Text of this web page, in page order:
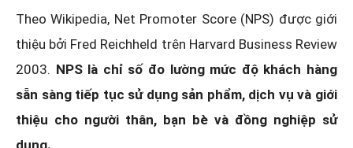
Theo Wikipedia, Net Promoter Score (NPS) được giới
thiệu bởi Fred Reichheld trên Harvard Business Review
2003. NPS là chỉ số đo lường mức độ khách hàng
sẵn sàng tiếp tục sử dụng sản phẩm, dịch vụ và giới
thiệu cho người thân, bạn bè và đồng nghiệp sử
dụng.